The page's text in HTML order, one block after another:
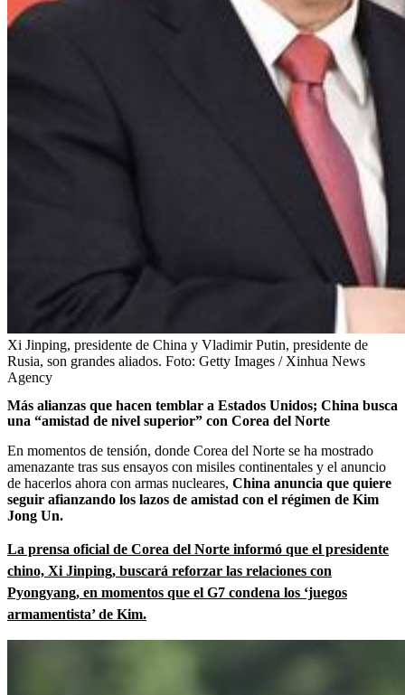
Xi Jinping, presidente de China y Vladimir Putin, presidente de
Rusia, son grandes aliados. Foto: Getty Images / Xinhua News
Agency
Más alianzas que hacen temblar a Estados Unidos; China busca
una “amistad de nivel superior” con Corea del Norte
En momentos de tensión, donde Corea del Norte se ha mostrado
amenazante tras sus ensayos con misiles continentales y el anuncio
de hacerlos ahora con armas nucleares, China anuncia que quiere
seguir afianzando los lazos de amistad con el régimen de Kim
Jong Un.
La prensa oficial de Corea del Norte informó que el presidente
chino, Xi Jinping, buscará reforzar las relaciones con
Pyongyang, en momentos que el G7 condena los ‘juegos
armamentista’ de Kim.